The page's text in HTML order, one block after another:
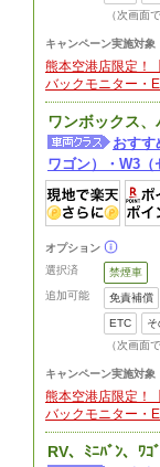
（次画面
キャンペーン実施対象
熊本空港店限定！
バックモニター・
ワンボックス
おすす
ワゴン）・W3
オプション
選択済
禁煙車
追加可能
免責補償
ETC
（次画面
キャンペーン実施対象
熊本空港店限定！
バックモニター・
RV、ﾐﾆﾊﾞﾝ、ﾜｺ